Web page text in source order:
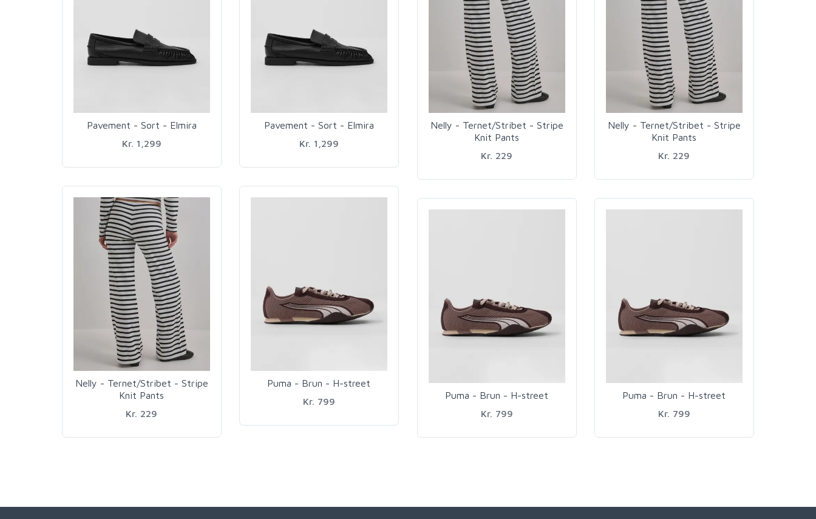
Pavement - Sort - Elmira
Kr. 1,299
Pavement - Sort - Elmira
Kr. 1,299
Nelly - Ternet/Stribet - Stripe
Knit Pants
Kr. 229
Nelly - Ternet/Stribet - Stripe
Knit Pants
Kr. 229
Nelly - Ternet/Stribet - Stripe
Knit Pants
Kr. 229
Puma - Brun - H-street
Kr. 799
Puma - Brun - H-street
Kr. 799
Puma - Brun - H-street
Kr. 799